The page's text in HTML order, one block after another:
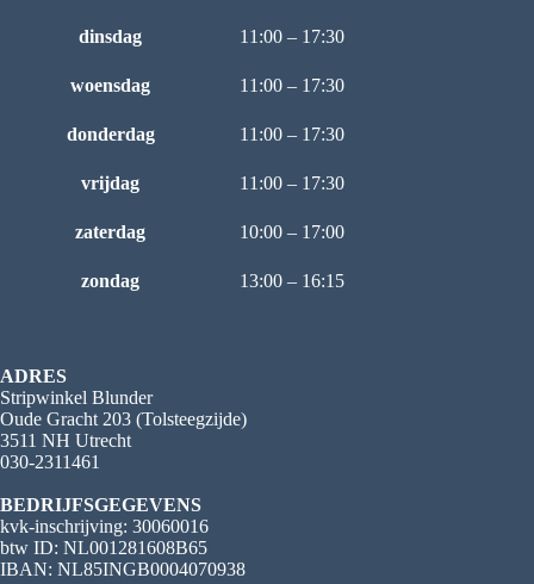
dinsdag 11:00 – 17:30
woensdag 11:00 – 17:30
donderdag 11:00 – 17:30
vrijdag 11:00 – 17:30
zaterdag 10:00 – 17:00
zondag 13:00 – 16:15
ADRES
Stripwinkel Blunder
Oude Gracht 203 (Tolsteegzijde)
3511 NH Utrecht
030-2311461
BEDRIJFSGEGEVENS
kvk-inschrijving: 30060016
btw ID: NL001281608B65
IBAN: NL85INGB0004070938